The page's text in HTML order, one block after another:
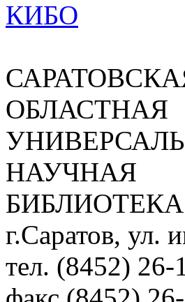
ОБЛАСТНАЯ
НАУЧНАЯ
БИБЛИОТЕКА
г.Саратов, ул.
тел. (8452) 26-